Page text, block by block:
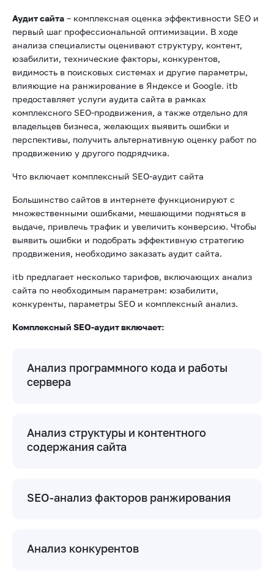
Аудит сайта – комплексная оценка эффективности SEO и
первый шаг профессиональной оптимизации. В ходе
анализа специалисты оценивают структуру, контент,
юзабилити, технические факторы, конкурентов,
видимость в поисковых системах и другие параметры,
влияющие на ранжирование в Яндексе и Google. itb
предоставляет услуги аудита сайта в рамках
комплексного SEO-продвижения, а также отдельно для
владельцев бизнеса, желающих выявить ошибки и
перспективы, получить альтернативную оценку работ по
продвижению у другого подрядчика.
Что включает комплексный SEO-аудит сайта
Большинство сайтов в интернете функционируют с
множественными ошибками, мешающими подняться в
выдаче, привлечь трафик и увеличить конверсию. Чтобы
выявить ошибки и подобрать эффективную стратегию
продвижения, необходимо заказать аудит сайта.
itb предлагает несколько тарифов, включающих анализ
сайта по необходимым параметрам: юзабилити,
конкуренты, параметры SEO и комплексный анализ.
Комплексный SEO-аудит включает:
Анализ программного кода и работы
сервера
Анализ структуры и контентного
содержания сайта
SEO-анализ факторов ранжирования
Анализ конкурентов